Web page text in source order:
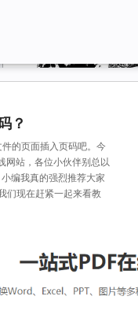
？
的页面插入页码吧。今
网站，各位小伙伴别总以
编我真的强烈推荐大家
们现在赶紧一起来看教